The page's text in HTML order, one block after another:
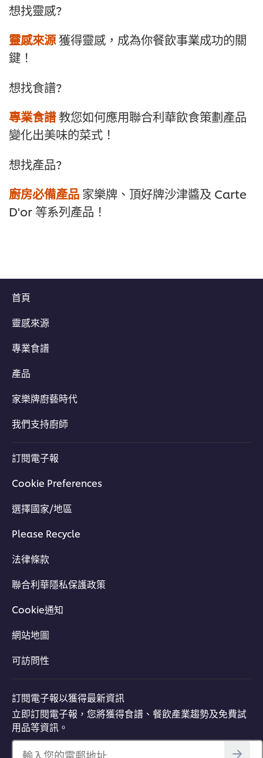
想找靈感?
靈感來源獲得靈感，成為你餐飲事業成功的關
鍵！
想找食譜?
專業食譜教您如何應用聯合利華飲食策劃產品
變化出美味的菜式！
想找產品?
廚房必備產品 家樂牌、頂好牌沙津醬及 Carte
D'or 等系列產品！
首頁
靈感來源
專業食譜
產品
家樂牌廚藝時代
我們支持廚師
訂閱電子報
Cookie Preferences
選擇國家/地區
Please Recycle
法律條款
聯合利華隱私保護政策
Cookie通知
網站地圖
可訪問性
訂閱電子報以獲得最新資訊
立即訂閱電子報，您將獲得食譜、餐飲產業趨勢及免費試
用品等資訊。
輸入您的電郵地址